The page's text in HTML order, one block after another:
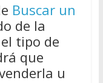
Buscar un
de la
tipo de
que
u